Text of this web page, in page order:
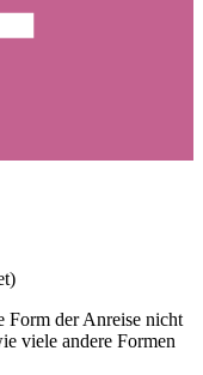
Form der Anreise nicht
viele andere Formen